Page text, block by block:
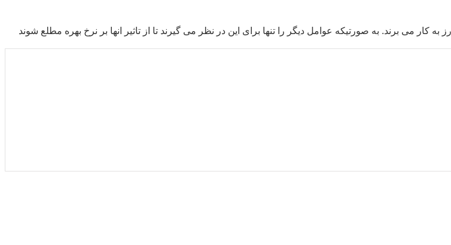
می برند. به صورتیکه عوامل دیگر را تنها برای این در نظر می گیرند تا از تاثیر انها بر نرخ بهره مطلع شوند